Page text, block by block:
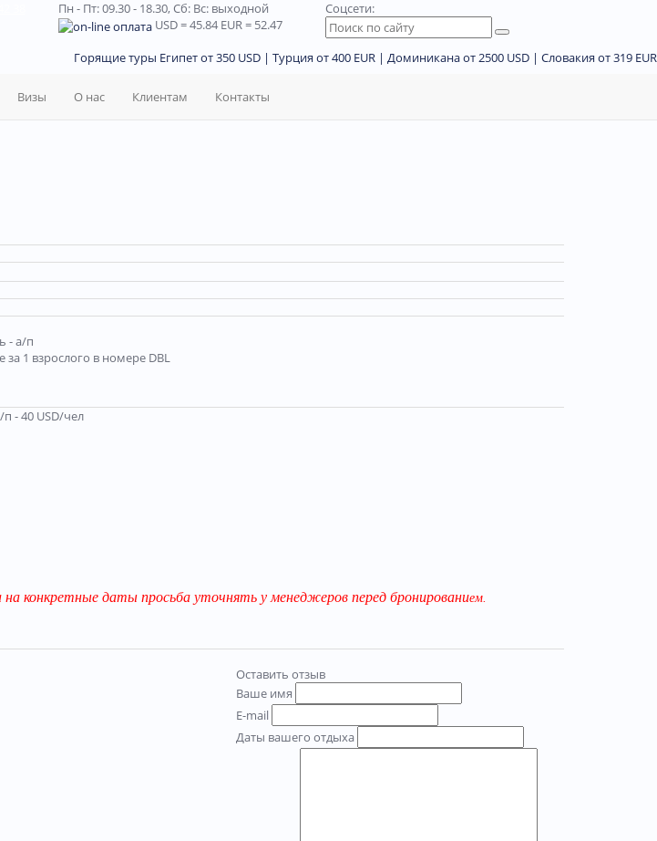
Пн - Пт: 09.30 - 18.30,Сб: Вс: выходной
USD= 45.84EUR= 52.47
Соцсети:
Горящие туры Египет от 350 USD | Турция от 400 EUR | Доминикана от 2500 USD | Словакия от 319 EUR
Визы О нас Клиентам Контакты
- а/п
за 1 взрослого в номере DBL
- 40 USD/чел
конкретные даты просьба уточнять у менеджеров перед бронированием.
Оставить отзыв
Ваше имя
E-mail
Даты вашего отдыха